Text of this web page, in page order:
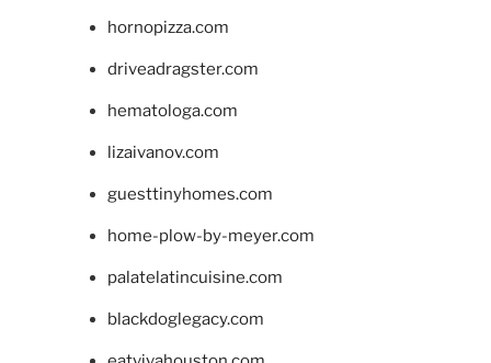
hornopizza.com
driveadragster.com
hematologa.com
lizaivanov.com
guesttinyhomes.com
home-plow-by-meyer.com
palatelatincuisine.com
blackdoglegacy.com